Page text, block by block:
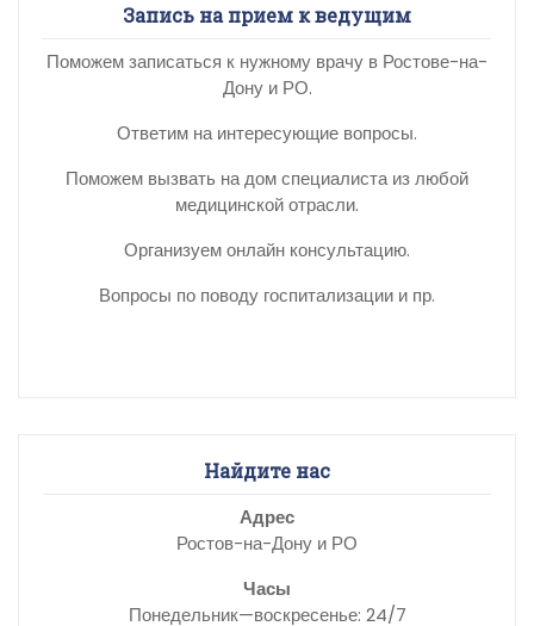
Запись на прием к ведущим
Поможем записаться к нужному врачу в Ростове-на-
Дону и РО.
Ответим на интересующие вопросы.
Поможем вызвать на дом специалиста из любой
медицинской отрасли.
Организуем онлайн консультацию.
Вопросы по поводу госпитализации и пр.
Найдите нас
Адрес
Ростов-на-Дону и РО
Часы
Понедельник—воскресенье: 24/7